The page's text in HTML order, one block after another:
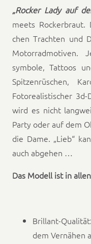
„Rock­er Lady auf
meets
chen Tra­cht­en und
Motor­rad­motiven.
symbole, Tat­toos
Spitzen­rüschen,
Foto­realisti­scher
wird es nicht
Par­ty oder auf dem
die Dame. „Lieb“
auch ab­gehen …
Das Mod­ell ist in
Bril­lant-
dem Vernähen